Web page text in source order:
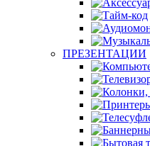
ПРЕЗЕНТАЦИИ